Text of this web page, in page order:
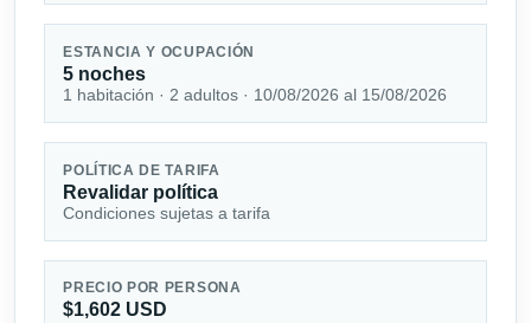
ESTANCIA Y OCUPACIÓN
5 noches
1 habitación · 2 adultos · 10/08/2026 al 15/08/2026
POLÍTICA DE TARIFA
Revalidar política
Condiciones sujetas a tarifa
PRECIO POR PERSONA
$1,602 USD